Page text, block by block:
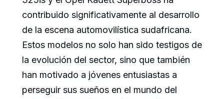
contribuido significativamente al desarrollo
de la escena automovilística sudafricana.
Estos modelos no solo han sido testigos de
la evolución del sector, sino que también
han motivado a jóvenes entusiastas a
perseguir sus sueños en el mundo del